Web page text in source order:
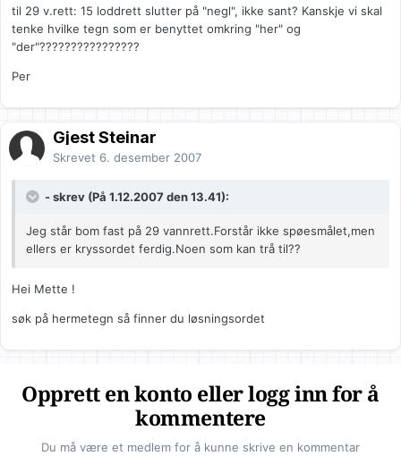
til 29 v.rett: 15 loddrett slutter på "negl", ikke sant? Kanskje vi skal
tenke hvilke tegn som er benyttet omkring "her" og
"der"????????????????
Per
Gjest Steinar
Skrevet 6. desember 2007
- skrev (På 1.12.2007 den 13.41):
Jeg står bom fast på 29 vannrett.Forstår ikke spøesmålet,men
ellers er kryssordet ferdig.Noen som kan trå til??
Hei Mette !
søk på hermetegn så finner du løsningsordet
Opprett en konto eller logg inn for å
kommentere
Du må være et medlem for å kunne skrive en kommentar